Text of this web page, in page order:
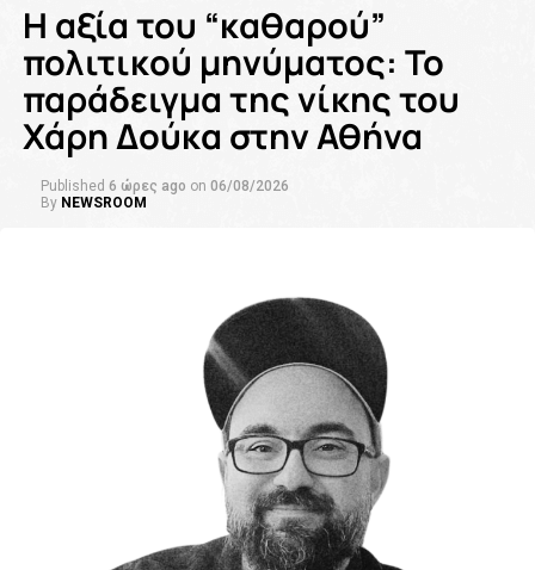
Η αξία του “καθαρού”
πολιτικού μηνύματος: Το
παράδειγμα της νίκης του
Χάρη Δούκα στην Αθήνα
Published 6 ώρες ago on 06/08/2026
By NEWSROOM